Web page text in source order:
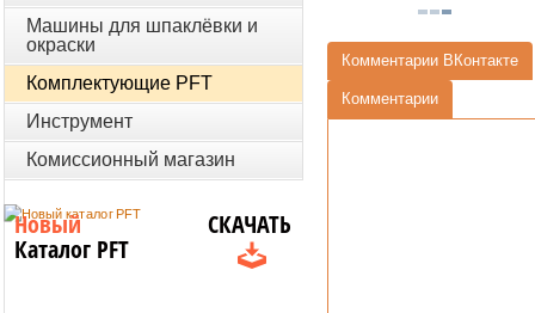
Комментарии ВКонтакте
Комментарии
Машины для шпаклёвки и
окраски
Комплектующие PFT
Инструмент
Комиссионный магазин
Новый
Каталог PFT
СКАЧАТЬ